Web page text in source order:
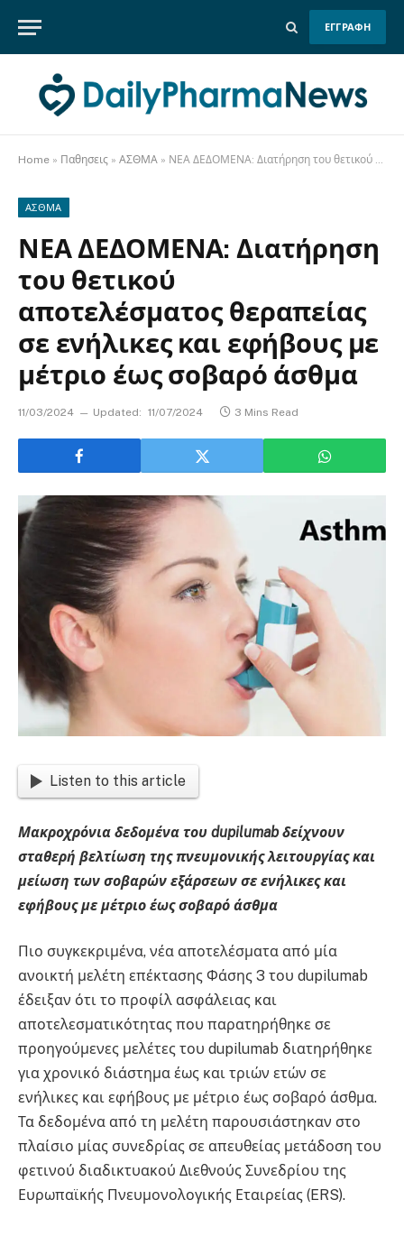
ΕΓΓΡΑΦΗ
Home » Παθησεις » ΑΣΘΜΑ » ΝΕΑ ΔΕΔΟΜΕΝΑ: Διατήρηση του θετικού αποτελέσματος θεραπείας σε ενήλικες και εφήβους με μέτριο έως σοβαρό άσθμα
ΑΣΘΜΑ
ΝΕΑ ΔΕΔΟΜΕΝΑ: Διατήρηση
του θετικού
αποτελέσματος θεραπείας
σε ενήλικες και εφήβους με
μέτριο έως σοβαρό άσθμα
11/03/2024 Updated: 11/07/2024 3 Mins Read
Listen to this article
Μακροχρόνια δεδομένα του dupilumabδείχνουν
σταθερή βελτίωση της πνευμονικής λειτουργίας και
μείωση των σοβαρών εξάρσεων σε ενήλικες και
εφήβους με μέτριο έως σοβαρό άσθμα
Πιο συγκεκριμένα, νέα αποτελέσματα από μία
ανοικτή μελέτη επέκτασης Φάσης 3 του dupilumab
έδειξαν ότι το προφίλ ασφάλειας και
αποτελεσματικότητας που παρατηρήθηκε σε
προηγούμενες μελέτες του dupilumab διατηρήθηκε
για χρονικό διάστημα έως και τριών ετών σε
ενήλικες και εφήβους με μέτριο έως σοβαρό άσθμα.
Τα δεδομένα από τη μελέτη παρουσιάστηκαν στο
πλαίσιο μίας συνεδρίας σε απευθείας μετάδοση του
φετινού διαδικτυακού Διεθνούς Συνεδρίου της
Ευρωπαϊκής Πνευμονολογικής Εταιρείας (ERS).